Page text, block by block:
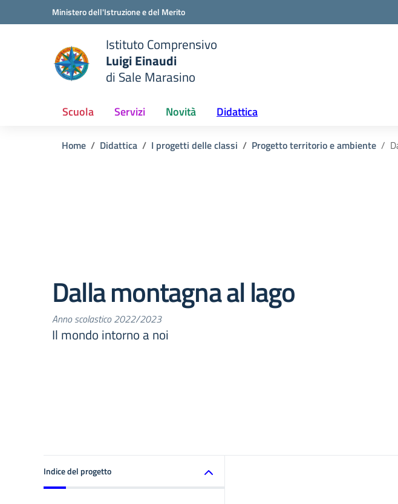
Vai ai contenuti
Vai al menu di navigazioneMinistero dell'Istruzione e del Merito
scuola
Istituto Comprensivo
Luigi Einaudi
di Sale Marasino
Scuola Servizi Novità Didattica
Home Didattica I progetti delle classi Progetto territorio e ambiente
Dalla montagna al lago
Anno scolastico 2022/2023
Il mondo intorno a noi
Indice del progetto